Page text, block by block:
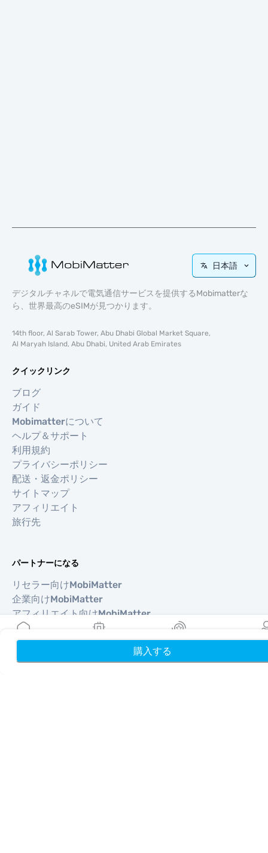
購入する
日本語
デジタルチャネルで電気通信サービスを提供するMobimatterな
ら、世界最高のeSIMが見つかります。
14th floor, Al Sarab Tower, Abu Dhabi Global Market Square,
Al Maryah Island, Abu Dhabi, United Arab Emirates
クイックリンク
ブログ
ガイド
Mobimatterについて
ヘルプ＆サポート
利用規約
プライバシーポリシー
配送・返金ポリシー
サイトマップ
アフィリエイト
旅行先
パートナーになる
リセラー向けMobiMatter
企業向けMobiMatter
アフィリエイト向けMobiMatter
リワード